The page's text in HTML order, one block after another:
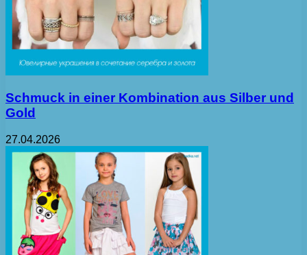
Schmuck in einer Kombination aus Silber und
Gold
27.04.2026